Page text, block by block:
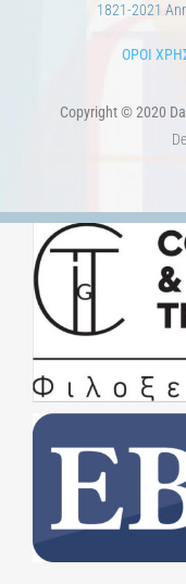
1821-2021
ΟΡΟΙ
Copyright © 2020